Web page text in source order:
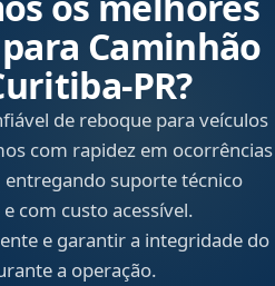
Caminhão
de reboque para veículos
com rapidez em ocorrências
suporte técnico
com custo acessível.
e garantir a integridade do
a operação.